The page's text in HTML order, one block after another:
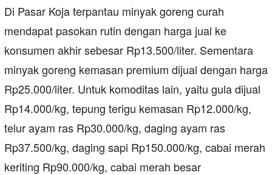
Di Pasar Koja terpantau minyak goreng curah
mendapat pasokan rutin dengan harga jual ke
konsumen akhir sebesar Rp13.500/liter. Sementara
minyak goreng kemasan premium dijual dengan harga
Rp25.000/liter. Untuk komoditas lain, yaitu gula dijual
Rp14.000/kg, tepung terigu kemasan Rp12.000/kg,
telur ayam ras Rp30.000/kg, daging ayam ras
Rp37.500/kg, daging sapi Rp150.000/kg, cabai merah
keriting Rp90.000/kg, cabai merah besar